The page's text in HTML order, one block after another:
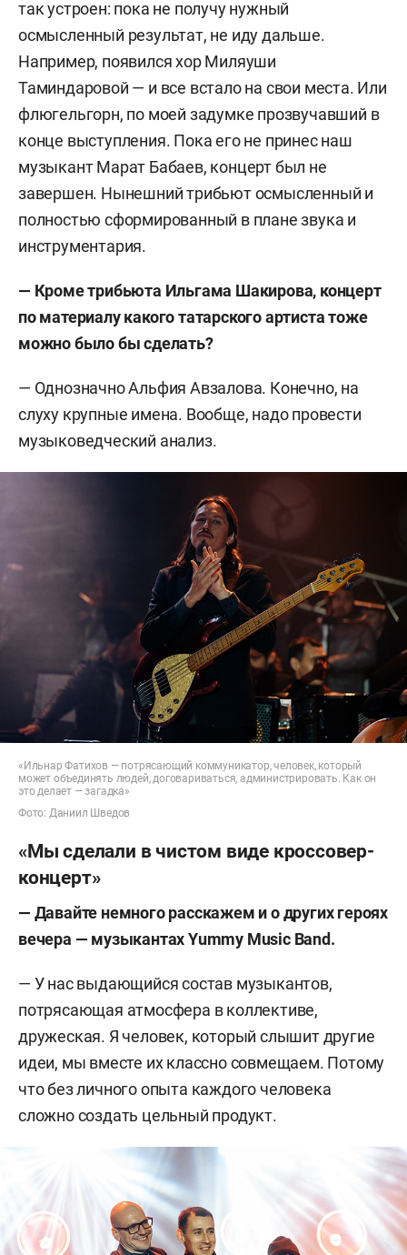
так устроен: пока не получу нужный
осмысленный результат, не иду дальше.
Например, появился хор Миляуши
Таминдаровой — и все встало на свои места. Или
флюгельгорн, по моей задумке прозвучавший в
конце выступления. Пока его не принес наш
музыкант Марат Бабаев, концерт был не
завершен. Нынешний трибьют осмысленный и
полностью сформированный в плане звука и
инструментария.
— Кроме трибьюта Ильгама Шакирова, концерт
по материалу какого татарского артиста тоже
можно было бы сделать?
— Однозначно Альфия Авзалова. Конечно, на
слуху крупные имена. Вообще, надо провести
музыковедческий анализ.
«Ильнар Фатихов — потрясающий коммуникатор, человек, который
может объединять людей, договариваться, администрировать. Как он
это делает — загадка»
Фото: Даниил Шведов
«Мы сделали в чистом виде кроссовер-
концерт»
— Давайте немного расскажем и о других героях
вечера — музыкантах Yummy Music Band.
— У нас выдающийся состав музыкантов,
потрясающая атмосфера в коллективе,
дружеская. Я человек, который слышит другие
идеи, мы вместе их классно совмещаем. Потому
что без личного опыта каждого человека
сложно создать цельный продукт.